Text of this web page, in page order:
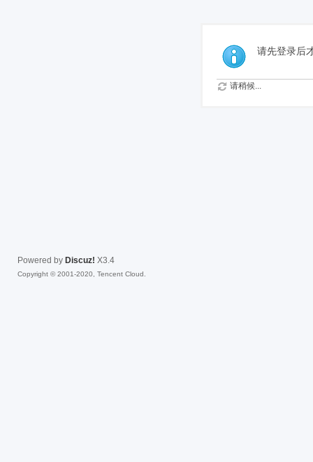
请先登录后
请稍候...
Powered by Discuz! X3.4
Copyright © 2001-2020, Tencent Cloud.